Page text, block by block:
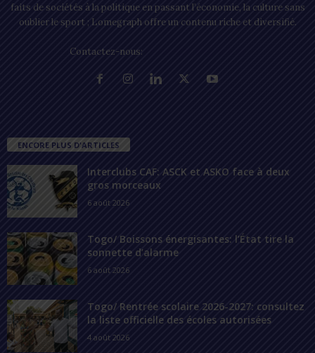
faits de sociétés à la politique en passant l’économie, la culture sans
oublier le sport ; Lomegraph offre un contenu riche et diversifié.
Contactez-nous:
ENCORE PLUS D'ARTICLES
Interclubs CAF: ASCK et ASKO face à deux
gros morceaux
6 août 2026
Togo/ Boissons énergisantes: l’État tire la
sonnette d’alarme
6 août 2026
Togo/ Rentrée scolaire 2026-2027: consultez
la liste officielle des écoles autorisées
4 août 2026